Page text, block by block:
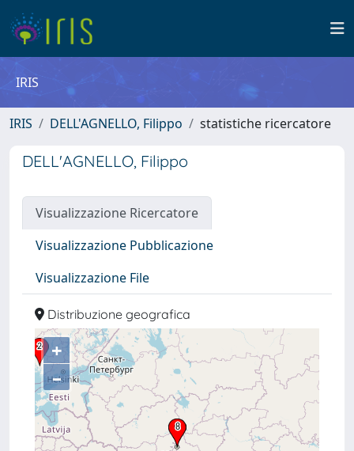
IRIS
IRIS DELL'AGNELLO, Filippo statistiche ricercatore
DELL'AGNELLO, Filippo
Visualizzazione Ricercatore
Visualizzazione Pubblicazione
Visualizzazione File
Distribuzione geografica
+
–